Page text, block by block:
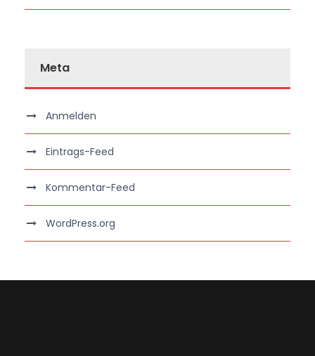
Meta
Anmelden
Eintrags-Feed
Kommentar-Feed
WordPress.org